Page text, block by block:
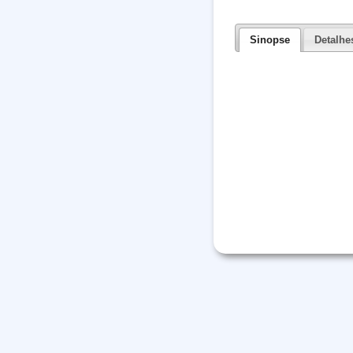
Sinopse